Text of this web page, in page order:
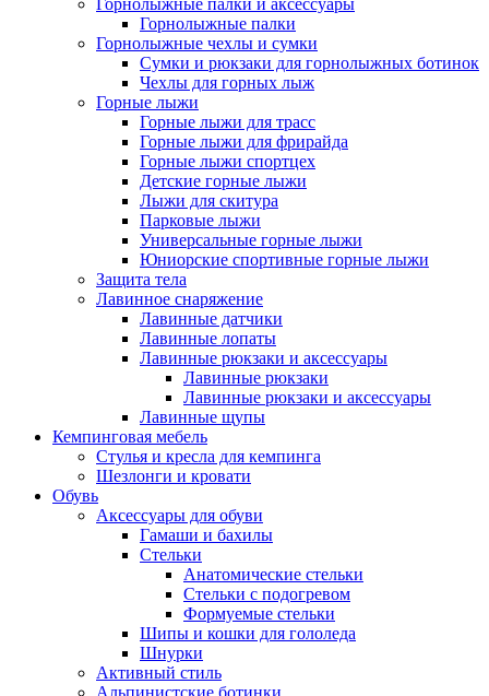
Горнолыжные палки и аксессуары
Горнолыжные палки
Горнолыжные чехлы и сумки
Сумки и рюкзаки для горнолыжных ботинок
Чехлы для горных лыж
Горные лыжи
Горные лыжи для трасс
Горные лыжи для фрирайда
Горные лыжи спортцех
Детские горные лыжи
Лыжи для скитура
Парковые лыжи
Универсальные горные лыжи
Юниорские спортивные горные лыжи
Защита тела
Лавинное снаряжение
Лавинные датчики
Лавинные лопаты
Лавинные рюкзаки и аксессуары
Лавинные рюкзаки
Лавинные рюкзаки и аксессуары
Лавинные щупы
Кемпинговая мебель
Стулья и кресла для кемпинга
Шезлонги и кровати
Обувь
Аксессуары для обуви
Гамаши и бахилы
Стельки
Анатомические стельки
Стельки с подогревом
Формуемые стельки
Шипы и кошки для гололеда
Шнурки
Активный стиль
Альпинистские ботинки